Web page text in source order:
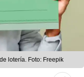
lotería. Foto: Freepik